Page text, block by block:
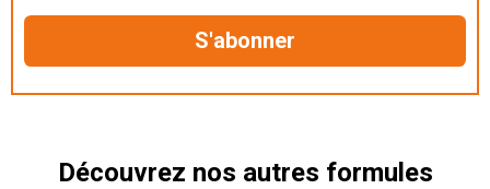
Le magazine TelQuel en numérique avant la sortie
Des informations confidentielles résérvées aux
Découvrez nos autres formules